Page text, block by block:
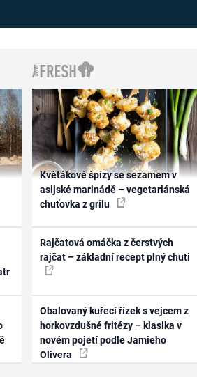
Květákové špízy se sezamem v
asijské marinádě – vegetariánská
chuťovka z grilu
Rajčatová omáčka z čerstvých
rajčat – základní recept plný chuti
Obalovaný kuřecí řízek s vejcem z
horkovzdušné fritézy – klasika v
novém pojetí podle Jamieho
Olivera